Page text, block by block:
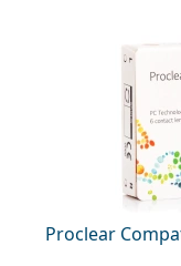
Proclear